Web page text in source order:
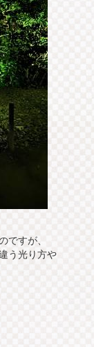
すが、
う光り方や